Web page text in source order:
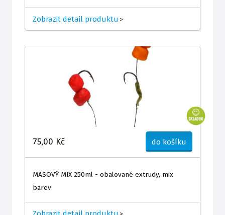
Zobrazit detail produktu >
75,00 Kč do košíku
MASOVÝ MIX 250ml - obalované extrudy, mix
barev